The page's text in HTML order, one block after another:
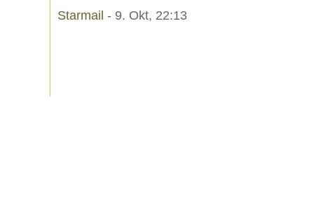
Starmail - 9. Okt, 22:13